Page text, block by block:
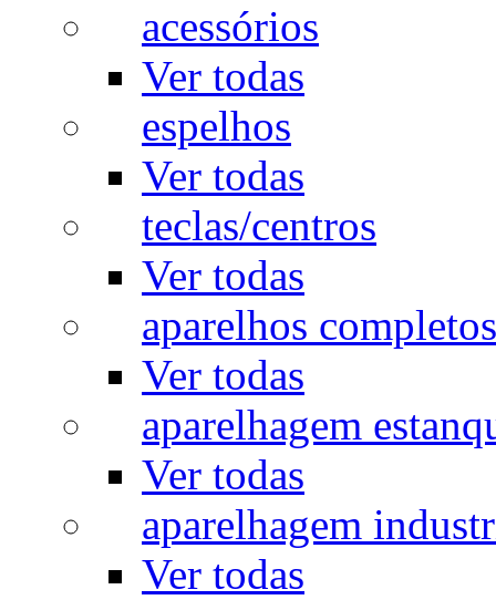
acessórios
Ver todas
espelhos
Ver todas
teclas/centros
Ver todas
aparelhos completos
Ver todas
aparelhagem
Ver todas
aparelhagem
Ver todas